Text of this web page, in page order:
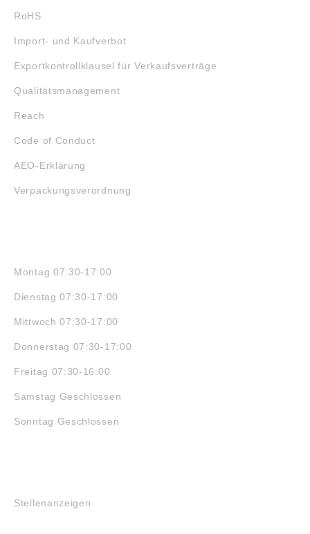
RoHS
Import- und Kaufverbot
Exportkontrollklausel für Verkaufsverträge
Qualitätsmanagement
Reach
Code of Conduct
AEO-Erklärung
Verpackungsverordnung
Montag 07:30-17:00
Dienstag 07:30-17:00
Mittwoch 07:30-17:00
Donnerstag 07:30-17:00
Freitag 07:30-16:00
Samstag Geschlossen
Sonntag Geschlossen
Stellenanzeigen